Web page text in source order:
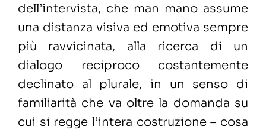
dell’intervista, che man mano assume
una distanza visiva ed emotiva sempre
più ravvicinata, alla ricerca di un
dialogo reciproco costantemente
declinato al plurale, in un senso di
familiarità che va oltre la domanda su
cui si regge l’intera costruzione – cosa